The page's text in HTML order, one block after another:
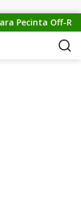
Off-Road